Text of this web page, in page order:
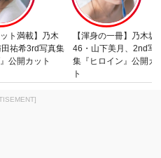
ット満載】乃木
祐希3rd写真集
』公開カット
【渾身の一冊】乃木坂
46・山下美月、2nd写
集『ヒロイン』公開カ
ト